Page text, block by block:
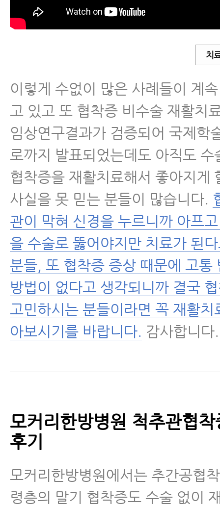
치
이렇게 수없이 많은 사례들이 계
고 있고 또 협착증 비수술 재활치
임상연구결과가 검증되어 국제학
로까지 발표되었는데도 아직도 수
협착증을 재활치료해서 좋아지게
사실을 못 믿는 분들이 많습니다.
관이 막혀 신경을 누르니까 아프
을 수술로 뚫어야지만 치료가 된
분들, 또 협착증 증상 때문에 고통
방법이 없다고 생각되니까 결국
고민하시는 분들이라면 꼭 재활치
아보시기를 바랍니다. 감사합니다.
모커리한방병원 척추관협
후기
모커리한방병원에서는 추간공협
령층의 말기 협착증도 수술 없이